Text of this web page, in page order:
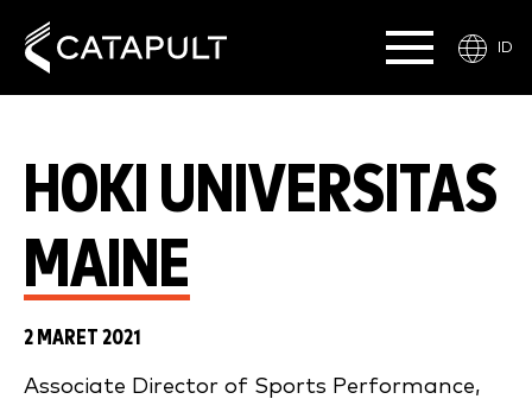
ID
HOKI UNIVERSITAS
MAINE
2 MARET 2021
Associate Director of Sports Performance,